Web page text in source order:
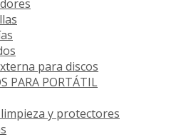
para discos
PARA PORTÁTIL
y protectores